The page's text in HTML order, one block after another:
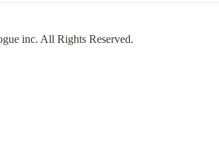
inc. All Rights Reserved.